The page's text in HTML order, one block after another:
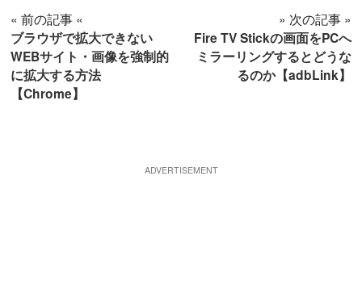
« 前の記事 «
ブラウザで拡大できない
WEBサイト・画像を強制的
に拡大する方法
【Chrome】
» 次の記事 »
Fire TV Stickの画面をPCへ
ミラーリングするとどうな
るのか【adbLink】